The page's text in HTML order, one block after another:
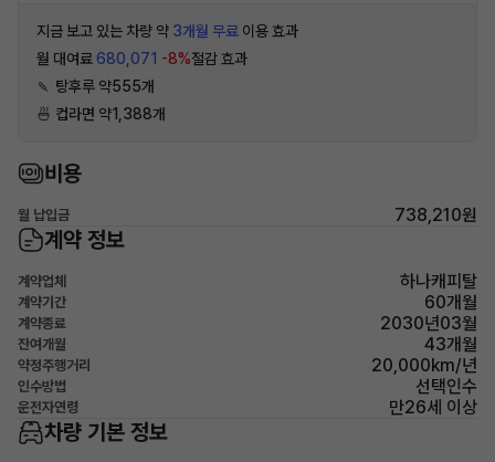
지금 보고 있는 차량 약 3개월 무료 이용 효과
월 대여료 680,071 -8%절감 효과
🍡 탕후루 약555개
🍜 컵라면 약1,388개
비용
월 납입금 738,210원
계약 정보
계약업체 하나캐피탈
계약기간 60개월
계약종료 2030년03월
잔여개월 43개월
약정주행거리 20,000km/년
인수방법 선택인수
운전자연령 만26세 이상
차량 기본 정보